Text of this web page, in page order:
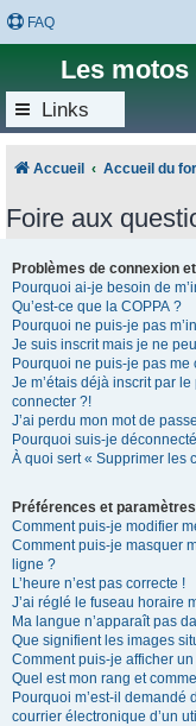
FAQ
Les motos
Links
Accueil Accueil du
Foire aux
Problèmes de connexion
Pourquoi ai-je besoin de
Qu’est-ce que la COPPA ?
Pourquoi ne puis-je pas
Je suis inscrit mais je ne
Pourquoi ne puis-je pas me
Je m’étais déjà inscrit par
connecter ?!
J’ai perdu mon mot de
Pourquoi suis-je
À quoi sert « Supprimer les
Préférences et
Comment puis-je modifier
Comment puis-je masquer
ligne ?
L’heure n’est pas correcte !
J’ai réglé le fuseau horaire
Ma langue n’apparaît pas
Que signifient les images
Comment puis-je afficher
Quel est mon rang et
Pourquoi m’est-il demandé
courrier électronique d’un